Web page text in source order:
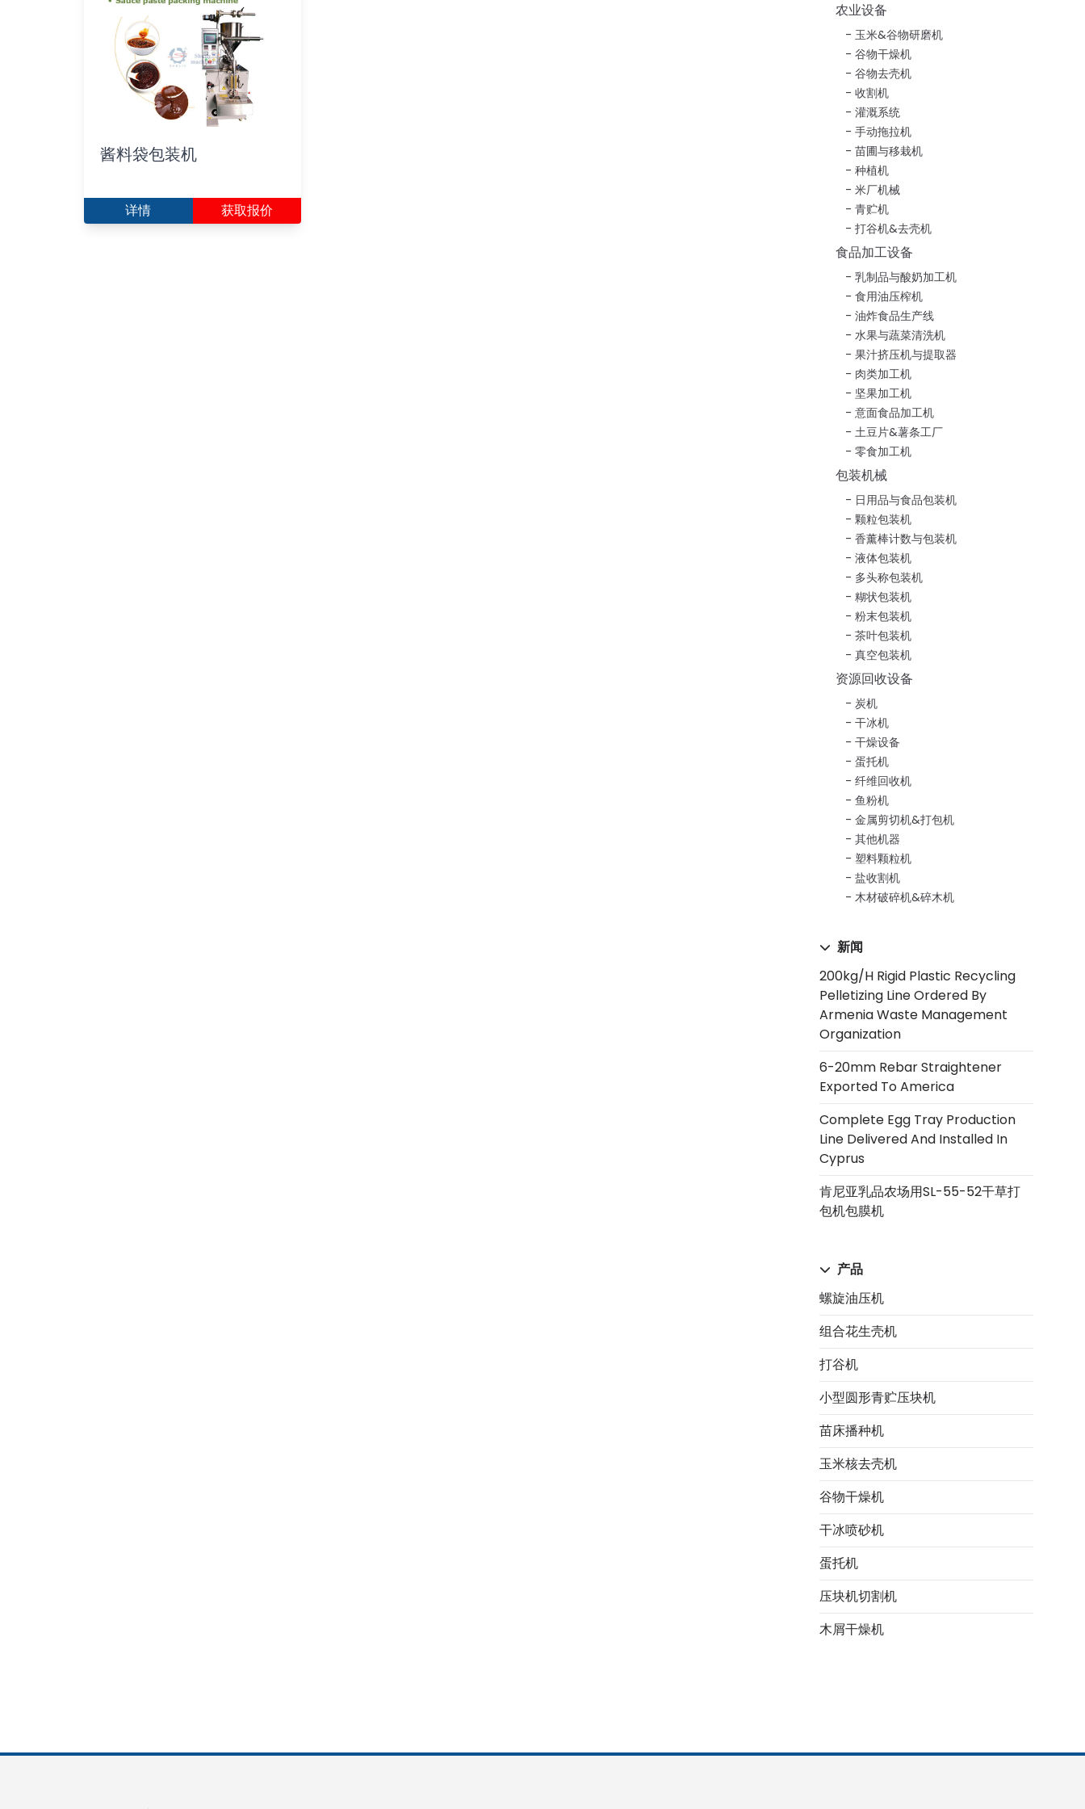
农业设备
玉米&谷物研磨机
谷物干燥机
谷物去壳机
收割机
灌溉系统
手动拖拉机
苗圃与移栽机
种植机
米厂机械
青贮机
打谷机&去壳机
食品加工设备
乳制品与酸奶加工机
食用油压榨机
油炸食品生产线
水果与蔬菜清洗机
果汁挤压机与提取器
肉类加工机
坚果加工机
意面食品加工机
土豆片&薯条工厂
零食加工机
包装机械
日用品与食品包装机
颗粒包装机
香薰棒计数与包装机
液体包装机
多头称包装机
糊状包装机
粉末包装机
茶叶包装机
真空包装机
资源回收设备
炭机
干冰机
干燥设备
蛋托机
纤维回收机
鱼粉机
金属剪切机&打包机
其他机器
塑料颗粒机
盐收割机
木材破碎机&碎木机
新闻
200kg/h Rigid Plastic Recycling
Pelletizing Line Ordered By
Armenia Waste Management
Organization
6-20mm Rebar Straightener
Exported To America
Complete Egg Tray Production
Line Delivered And Installed In
Cyprus
肯尼亚乳品农场用SL-55-52干草打
包机包膜机
产品
螺旋油压机
组合花生壳机
打谷机
小型圆形青贮压块机
苗床播种机
玉米核去壳机
谷物干燥机
干冰喷砂机
蛋托机
压块机切割机
木屑干燥机
酱料袋包装机
详情 获取报价
Greek